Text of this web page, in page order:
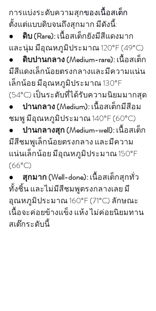
การแบ่งระดับความสุกของเนื้อสเต็ก
ตั้งแต่แบบดิบจนถึงสุกมาก มีดังนี้:
● ดิบ (Rare): เนื้อสเต็กยังมีสีแดงมาก
และนุ่ม มีอุณหภูมิประมาณ 120°F (49°C)
● ดิบปานกลาง (Medium-rare): เนื้อสเต็ก
มีสีแดงเล็กน้อยตรงกลางและมีความแน่น
เล็กน้อย มีอุณหภูมิประมาณ 130°F
(54°C) เป็นระดับที่ได้รับความนิยมมากสุด
● ปานกลาง (Medium): เนื้อสเต็กมีสีอม
ชมพู มีอุณหภูมิประมาณ 140°F (60°C)
● ปานกลางสุก (Medium-well): เนื้อสเต็ก
มีสีชมพูเล็กน้อยตรงกลาง และมีความ
แน่นเล็กน้อย มีอุณหภูมิประมาณ 150°F
(66°C)
● สุกมาก (Well-done): เนื้อสเต็กสุกทั่ว
ทั้งชิ้น และไม่มีสีชมพูตรงกลางเลย มี
อุณหภูมิประมาณ 160°F (71°C) ลักษณะ
เนื้อจะค่อยข้างแข็ง แห้ง ไม่ค่อยนิยมทาน
สเต๊กระดับนี้